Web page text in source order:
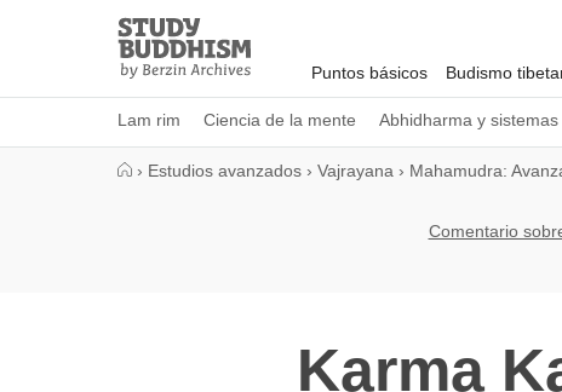
Study
Buddhism
Home
Puntos básicos Budismo
Lam rim Ciencia de la mente Abhidharma y
› Estudios avanzados › Vajrayana › Mahamudra:
Comentario
Karma